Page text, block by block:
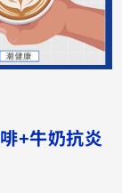
+牛奶抗炎